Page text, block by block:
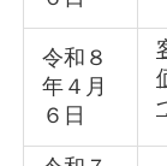
令和８
年４月
６日